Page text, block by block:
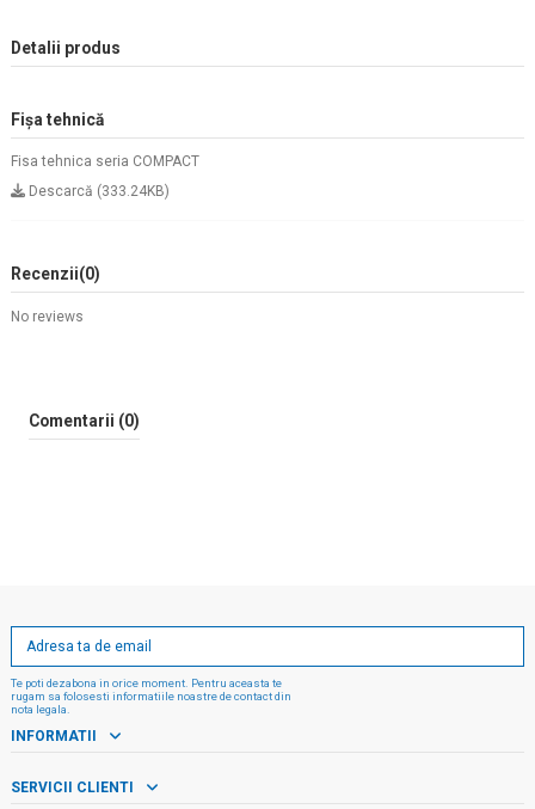
Detalii produs
Fișa tehnică
Fisa tehnica seria COMPACT
Descarcă (333.24KB)
Recenzii(0)
No reviews
Comentarii (0)
Te poti dezabona in orice moment. Pentru aceasta te
rugam sa folosesti informatiile noastre de contact din
nota legala.
INFORMATII
SERVICII CLIENTI